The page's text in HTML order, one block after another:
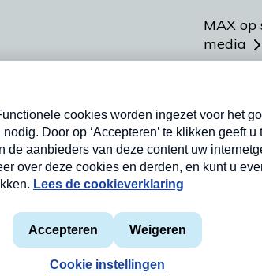
MAX op
media
Heel
Cookieverklaring